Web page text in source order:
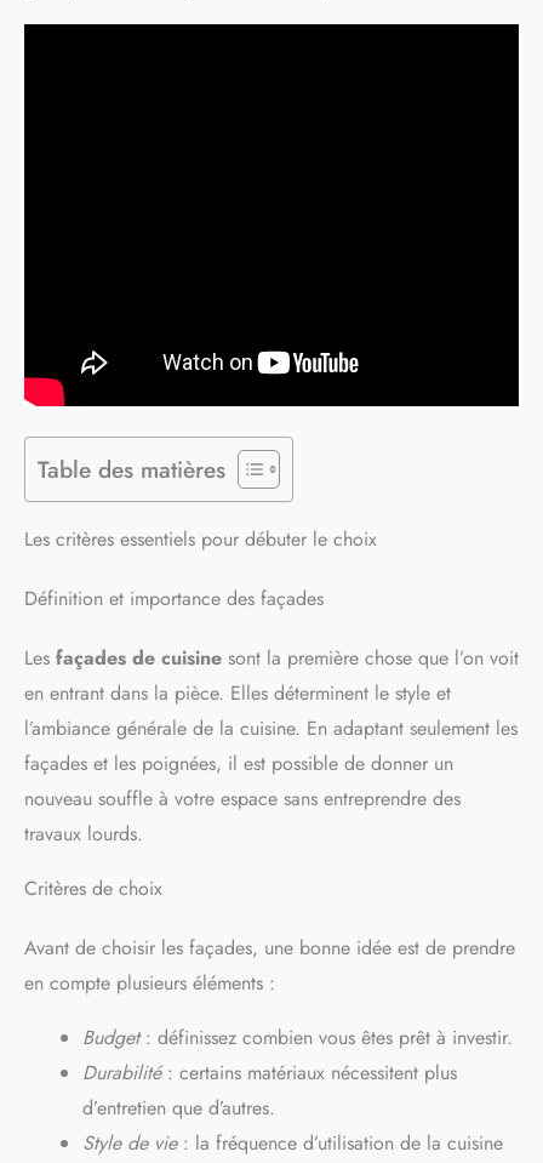
Table des matières
Les critères essentiels pour débuter le choix
Définition et importance des façades
Les façades de cuisine sont la première chose que l’on voit
en entrant dans la pièce. Elles déterminent le style et
l’ambiance générale de la cuisine. En adaptant seulement les
façades et les poignées, il est possible de donner un
nouveau souffle à votre espace sans entreprendre des
travaux lourds.
Critères de choix
Avant de choisir les façades, une bonne idée est de prendre
en compte plusieurs éléments :
Budget: définissez combien vous êtes prêt à investir.
Durabilité: certains matériaux nécessitent plus
d’entretien que d’autres.
Style de vie: la fréquence d’utilisation de la cuisine